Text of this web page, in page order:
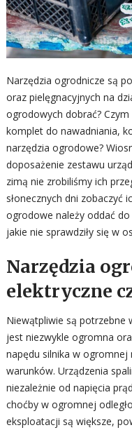
Narzędzia ogrodnicze są
oraz pielęgnacyjnych na
ogrodowych dobrać?
komplet do nawadniania,
narzędzia ogrodowe?
doposażenie zestawu
zimą nie zrobiliśmy ich
słonecznych dni zobaczyć
ogrodowe należy oddać
jakie nie sprawdziły się w
Narzędzia
elektryczne
Niewątpliwie są potrzebne
jest niezwykle ogromna
napędu silnika w
warunków. Urządzenia
niezależnie od napięcia
choćby w ogromnej
eksploatacji są większe,